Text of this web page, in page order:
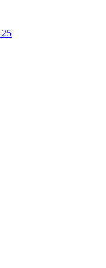
25